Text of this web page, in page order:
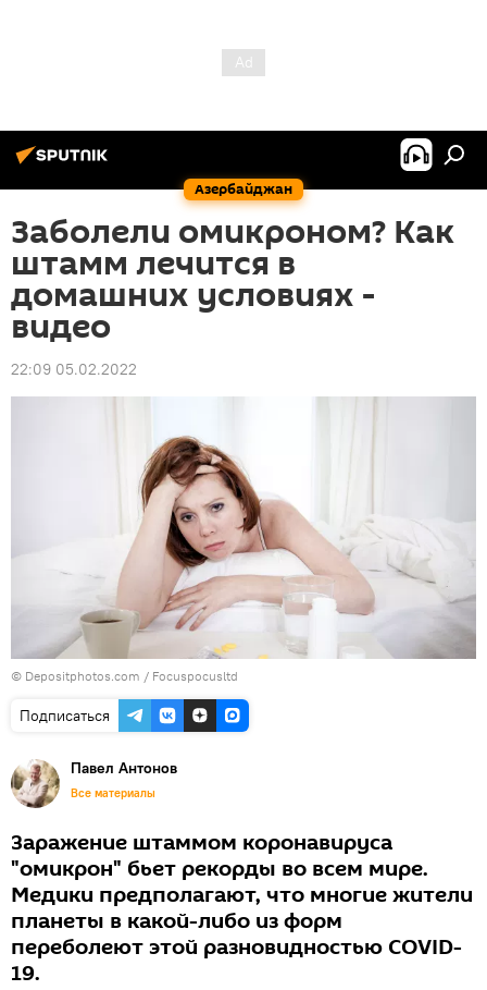
Азербайджан
Заболели омикроном? Как
штамм лечится в
домашних условиях -
видео
22:09 05.02.2022
© Depositphotos.com / Focuspocusltd
Подписаться
Павел Антонов
Все материалы
Заражение штаммом коронавируса
"омикрон" бьет рекорды во всем мире.
Медики предполагают, что многие жители
планеты в какой-либо из форм
переболеют этой разновидностью COVID-
19.